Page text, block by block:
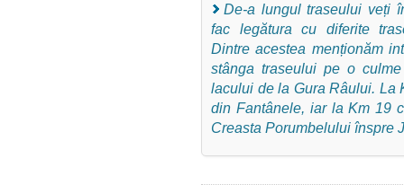
De-a lungul traseului veți
fac legătura cu diferite
Dintre acestea menționăm
stânga traseului pe o
lacului de la Gura Râului. La
din Fantânele, iar la Km 19
Creasta Porumbelului înspre